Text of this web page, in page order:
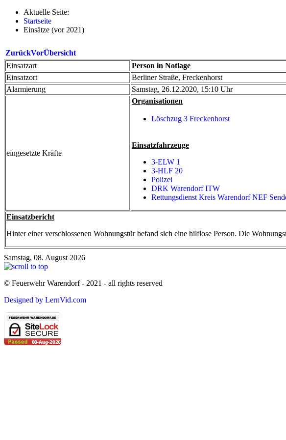
Aktuelle Seite:
Startseite
Einsätze (vor 2021)
ZurückVorÜbersicht
Einsatzart
Person in Notlage
Einsatzort
Berliner Straße, Freckenhorst
Alarmierung
Samstag, 26.12.2020, 15:10 Uhr
eingesetzte Kräfte
Organisationen
Löschzug 3 Freckenhorst
Einsatzfahrzeuge
3-ELW 1
3-HLF 20
Polizei
DRK Warendorf ITW
Rettungsdienst Kreis Warendorf NEF
Einsatzbericht
Hinter einer verschlossenen Wohnungstür befand sich eine hilflose Person. Die
Samstag, 08. August 2026
© Feuerwehr Warendorf - 2021 - all rights reserved
Designed by LernVid.com